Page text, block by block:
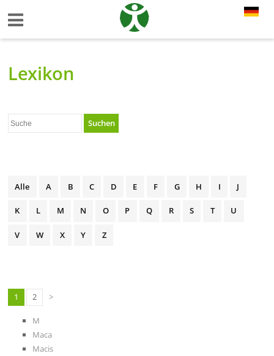
Lexikon
Suchen
Alle A B C D E F G H I J
K L M N O P Q R S T U
V W X Y Z
1 2 >
M
Maca
Macis